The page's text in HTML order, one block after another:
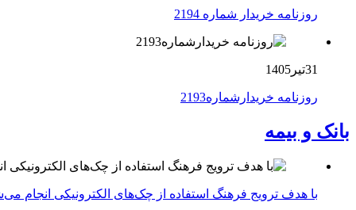
روزنامه خریدار شماره 2194
31تیر1405
روزنامه خریدارشماره2193
بانک و بیمه
با هدف ترویج فرهنگ استفاده از چک‌های الکترونیکی انجام